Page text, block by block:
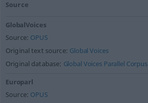
Source
GlobalVoices
Source: OPUS
Original text source: Global Voices
Original database: Global Voices Parallel Corpus
Europarl
Source: OPUS